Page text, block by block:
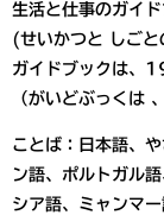
生活と仕事のガイ
(せいかつと しご
ガイドブックは、
（がいどぶっくは
ことば：日本語、
ン語、ポルトガル
シア語、ミャンマ